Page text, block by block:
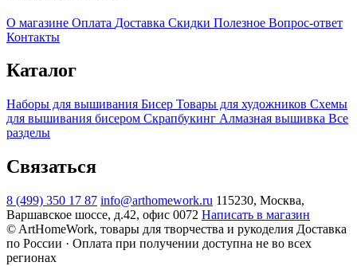
О магазине Оплата Доставка Скидки Полезное Вопрос-ответ
Контакты
Каталог
Наборы для вышивания Бисер Товары для художников Схемы
для вышивания бисером Скрапбукинг Алмазная вышивка Все
разделы
Связаться
8 (499) 350 17 87 info@arthomework.ru 115230, Москва,
Варшавское шоссе, д.42, офис 0072 Написать в магазин
© ArtHomeWork, товары для творчества и рукоделия Доставка
по России · Оплата при получении доступна не во всех
регионах